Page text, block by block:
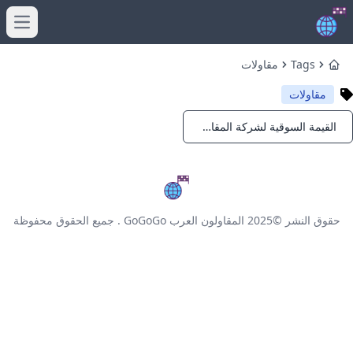
Home
Tags
مقاولات
مقاولات
Notifications القيمة السوقية لشركة المقاولون العرب 2025
حقوق النشر ©2025 المقاولون العرب GoGoGo . جميع الحقوق محفوظة